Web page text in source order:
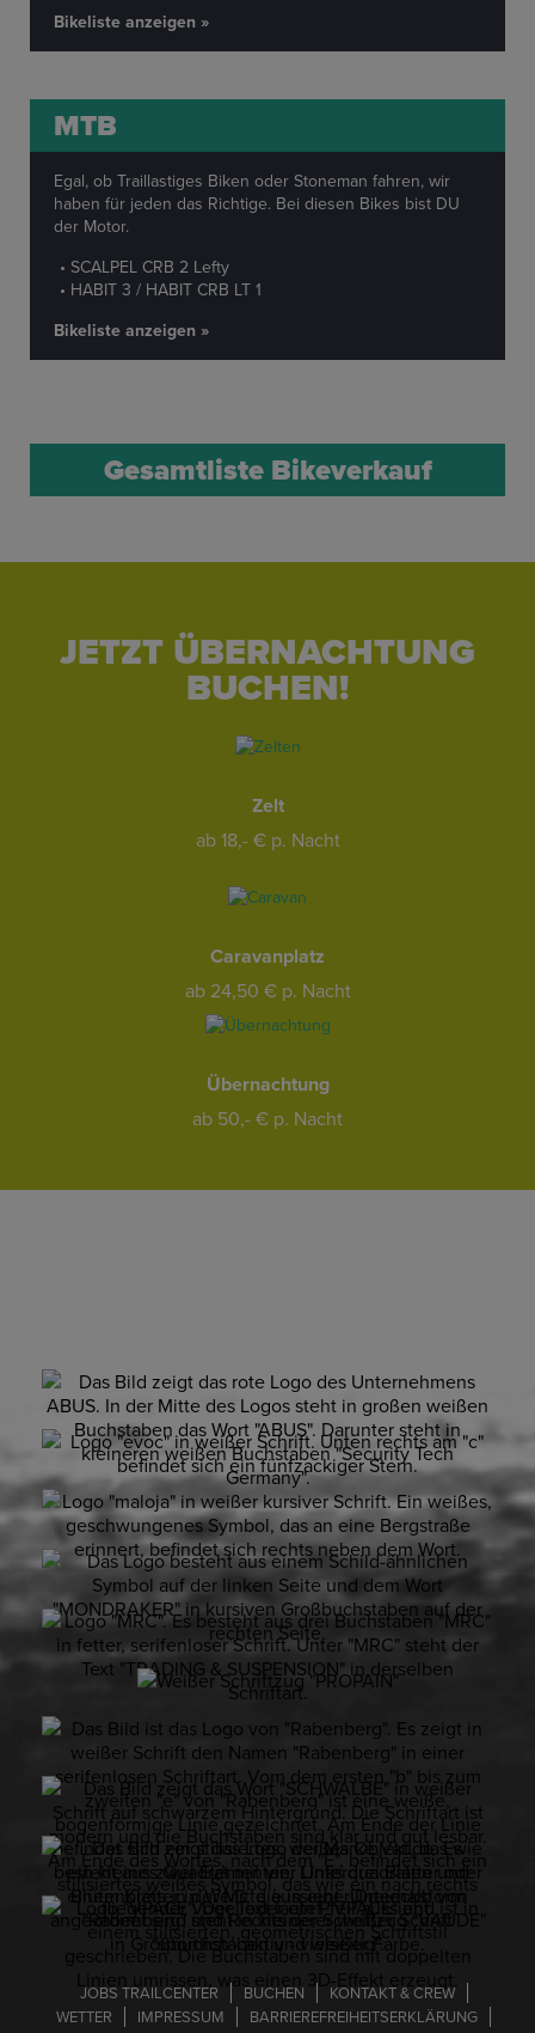
Bikeliste anzeigen »
MTB
Egal, ob Traillastiges Biken oder Stoneman fahren, wir
haben für jeden das Richtige. Bei diesen Bikes bist DU
der Motor.
SCALPEL CRB 2 Lefty
HABIT 3 / HABIT CRB LT 1
Bikeliste anzeigen »
Gesamtliste Bikeverkauf
JETZT ÜBERNACHTUNG
BUCHEN!
Zelt
ab 18,- € p. Nacht
Caravanplatz
ab 24,50 € p. Nacht
Übernachtung
ab 50,- € p. Nacht
JOBS TRAILCENTER BUCHEN
KONTAKT & CREW
WETTER
IMPRESSUM
BARRIE­RE­FREI­HEITS­ER­KLÄ­RUNG